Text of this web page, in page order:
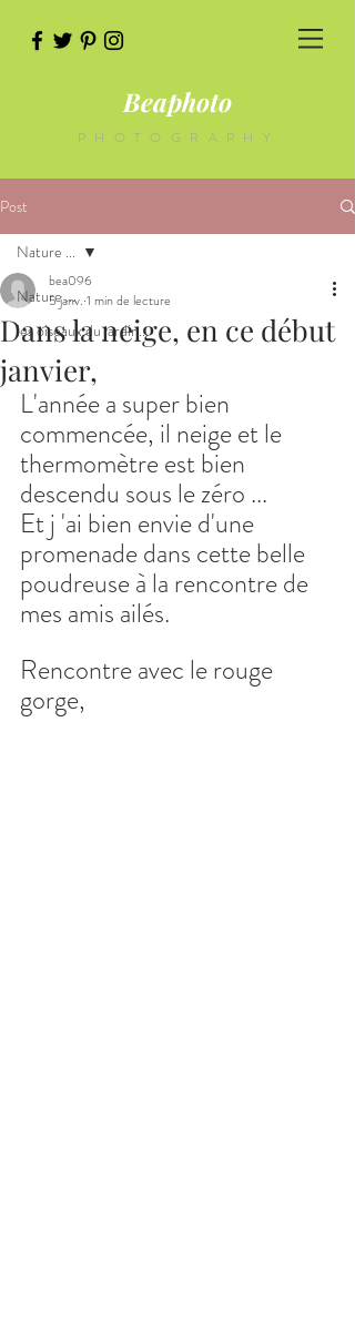
Beaphoto
PHOTOGRAPHY
Post
Nature ...
les oiseaux du jardin...
Nature ...
Dans la neige, en ce début
janvier,
bea096
5 janv. 1 min de lecture
L'année a super bien
commencée, il neige et le
thermomètre est bien
descendu sous le zéro ...
Et j 'ai bien envie d'une
promenade dans cette belle
poudreuse à la rencontre de
mes amis ailés.
Rencontre avec le rouge
gorge,